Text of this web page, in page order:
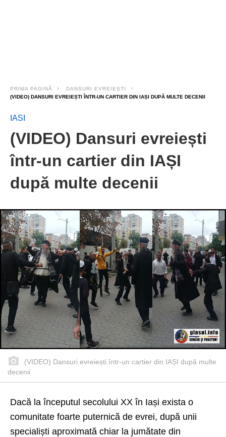
PRIMA PAGINĂ
DANSURI EVREIEȘTI
(VIDEO) DANSURI EVREIEȘTI ÎNTR-UN CARTIER DIN IAȘI DUPĂ MULTE DECENII
IASI
(VIDEO) Dansuri evreiești
într-un cartier din IAȘI
după multe decenii
(VIDEO) Dansuri evreiești într-un cartier din IAȘI după multe
decenii
Dacă la începutul secolului XX în Iași exista o
comunitate foarte puternică de evrei, după unii
specialiști aproximată chiar la jumătate din